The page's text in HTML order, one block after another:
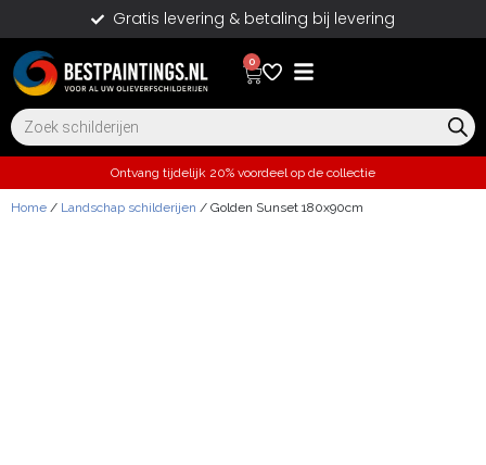
Gratis levering & betaling bij levering
0
Ontvang tijdelijk 20% voordeel op de collectie
Home / Landschap schilderijen / Golden Sunset 180x90cm